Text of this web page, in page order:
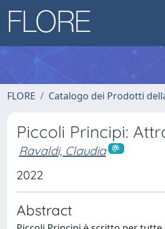
FLORE Catalogo dei Prodotti
Piccoli Principi:
Ravaldi, Claudia
2022
Abstract